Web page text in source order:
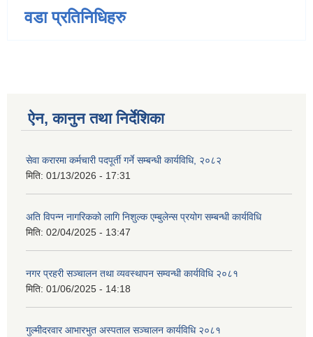
वडा प्रतिनिधिहरु
ऐन, कानुन तथा निर्देशिका
सेवा करारमा कर्मचारी पदपूर्ती गर्ने सम्बन्धी कार्यविधि, २०८२
मिति: 01/13/2026 - 17:31
अति विपन्न नागरिकको लागि निशुल्क एम्बुलेन्स प्रयोग सम्बन्धी कार्यविधि
मिति: 02/04/2025 - 13:47
नगर प्रहरी सञ्चालन तथा व्यवस्थापन सम्वन्धी कार्यविधि २०८१
मिति: 01/06/2025 - 14:18
गुल्मीदरवार आभारभुत अस्पताल सञ्चालन कार्यविधि २०८१